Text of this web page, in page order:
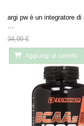
argi pw è un integratore
…
34,99 €
Aggiungi al carrello